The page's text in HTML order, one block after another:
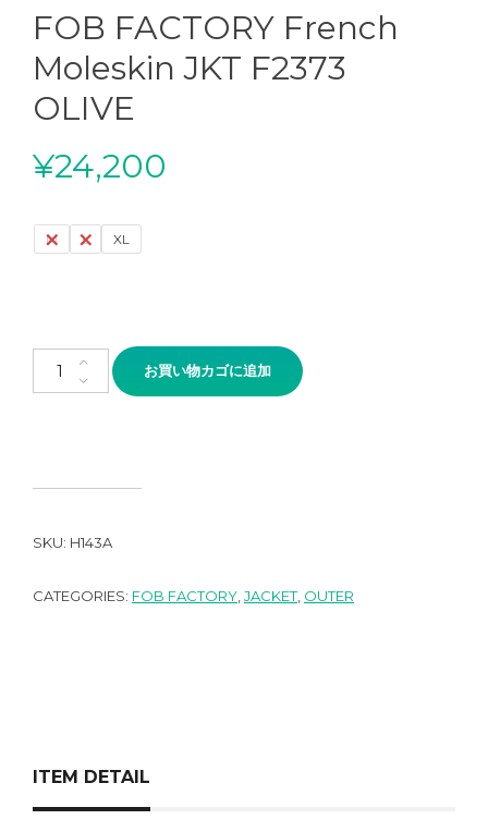
FOB FACTORY French
Moleskin JKT F2373
OLIVE
¥24,200
M L XL
FOB FACTORY French Moleskin JKT F2373 OLIVE個
お買い物カゴに追加
SKU: H143A
CATEGORIES: FOB FACTORY JACKET, OUTER
ITEM DETAIL